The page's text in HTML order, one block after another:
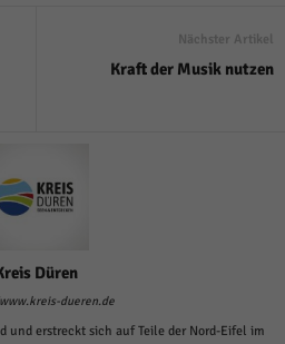
Nächster Artikel
Kraft der Musik nutzen
Düren
dueren.de
und erstreckt sich auf Teile der Nord-Eifel im